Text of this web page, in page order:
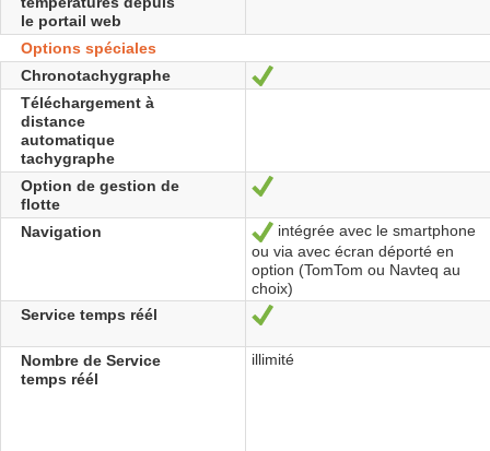
le portail web
Options spéciales
Chronotachygraphe
Téléchargement à
distance
automatique
tachygraphe
Option de gestion de
flotte
Navigation Oui
intégrée avec le smartphone
ou via avec écran déporté en
option (TomTom ou Navteq au
choix)
Service temps réél
Nombre de Service
temps réél
illimité